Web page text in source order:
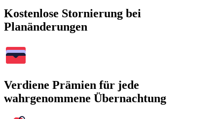
Kostenlose Stornierung bei
Planänderungen
Verdiene Prämien für jede
wahrgenommene Übernachtung